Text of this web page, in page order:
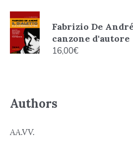
Fabrizio De
canzone d'autore
16,00€
Authors
AA.VV.